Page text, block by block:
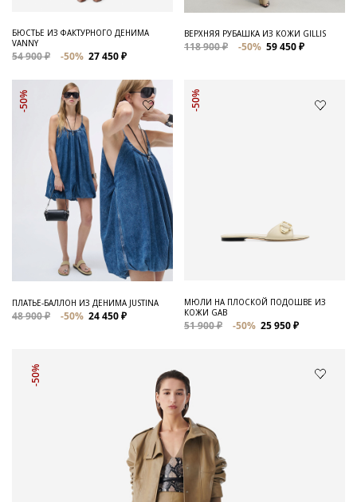
БЮСТЬЕ ИЗ ФАКТУРНОГО ДЕНИМА
VANNY
54 900 ₽ -50% 27 450 ₽
ВЕРХНЯЯ РУБАШКА ИЗ КОЖИ GILLIS
118 900 ₽ -50% 59 450 ₽
-50%
ПЛАТЬЕ-БАЛЛОН ИЗ ДЕНИМА JUSTINA
48 900 ₽ -50% 24 450 ₽
-50%
МЮЛИ НА ПЛОСКОЙ ПОДОШВЕ ИЗ
КОЖИ GAB
51 900 ₽ -50% 25 950 ₽
-50%